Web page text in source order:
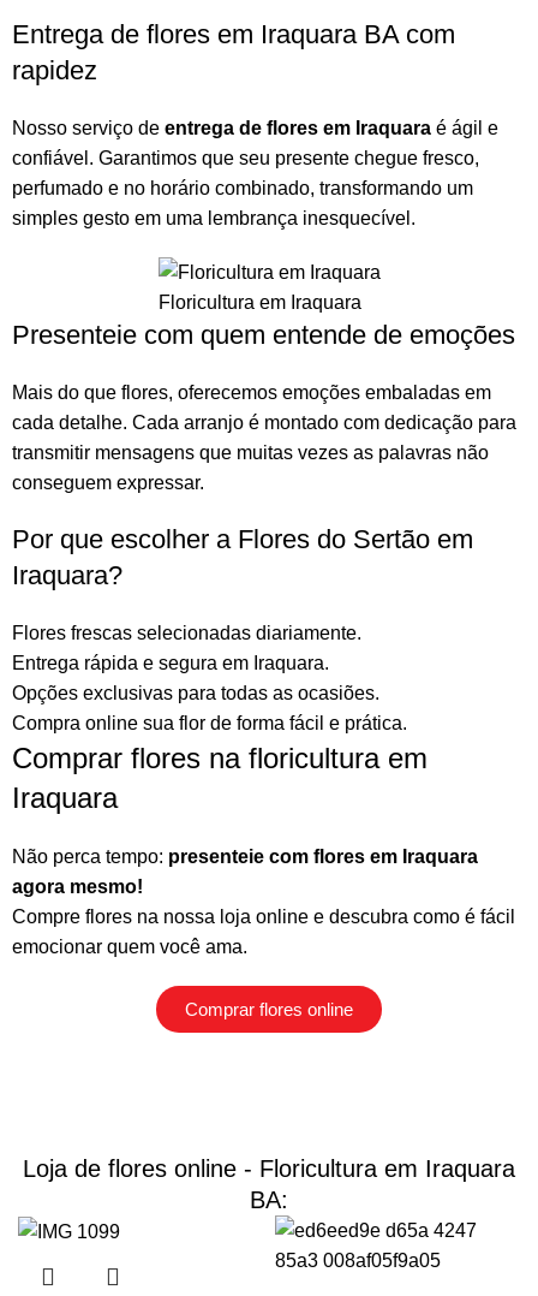
Entrega de flores em Iraquara BA com
rapidez
Nosso serviço de entrega de flores em Iraquara é ágil e
confiável. Garantimos que seu presente chegue fresco,
perfumado e no horário combinado, transformando um
simples gesto em uma lembrança inesquecível.
Floricultura em Iraquara
Presenteie com quem entende de emoções
Mais do que flores, oferecemos emoções embaladas em
cada detalhe. Cada arranjo é montado com dedicação para
transmitir mensagens que muitas vezes as palavras não
conseguem expressar.
Por que escolher a Flores do Sertão em
Iraquara?
Flores frescas selecionadas diariamente.
Entrega rápida e segura em Iraquara.
Opções exclusivas para todas as ocasiões.
Compra online sua flor de forma fácil e prática.
Comprar flores na floricultura em
Iraquara
Não perca tempo: presenteie com flores em Iraquara
agora mesmo!
Compre flores na nossa loja online e descubra como é fácil
emocionar quem você ama.
Comprar flores online
Loja de flores online - Floricultura em Iraquara
BA: